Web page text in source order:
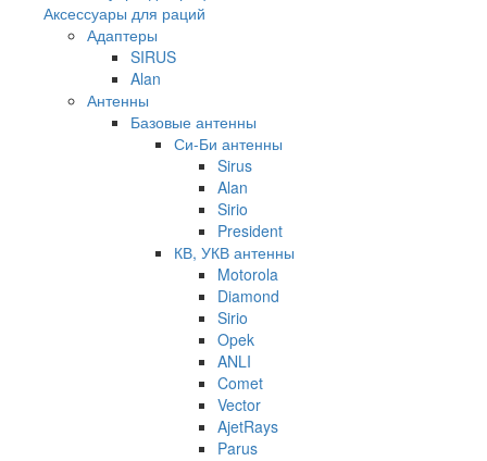
Аксессуары для раций
Адаптеры
SIRUS
Alan
Антенны
Базовые антенны
Си-Би антенны
Sirus
Alan
Sirio
President
КВ, УКВ антенны
Motorola
Diamond
Sirio
Opek
ANLI
Comet
Vector
AjetRays
Parus